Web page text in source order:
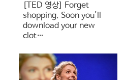
[TED 영상] Forget
shopping. Soon you'll
download your new
clot…